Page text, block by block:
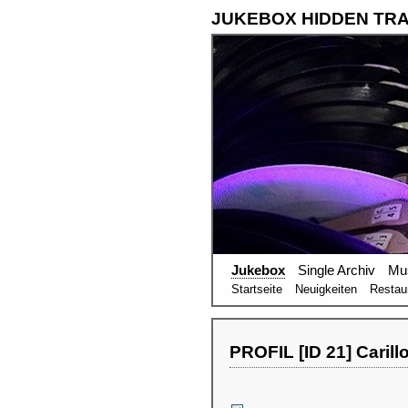
JUKEBOX HIDDEN
Jukebox Single Archiv
Startseite Neuigkeiten
PROFIL [ID 21]